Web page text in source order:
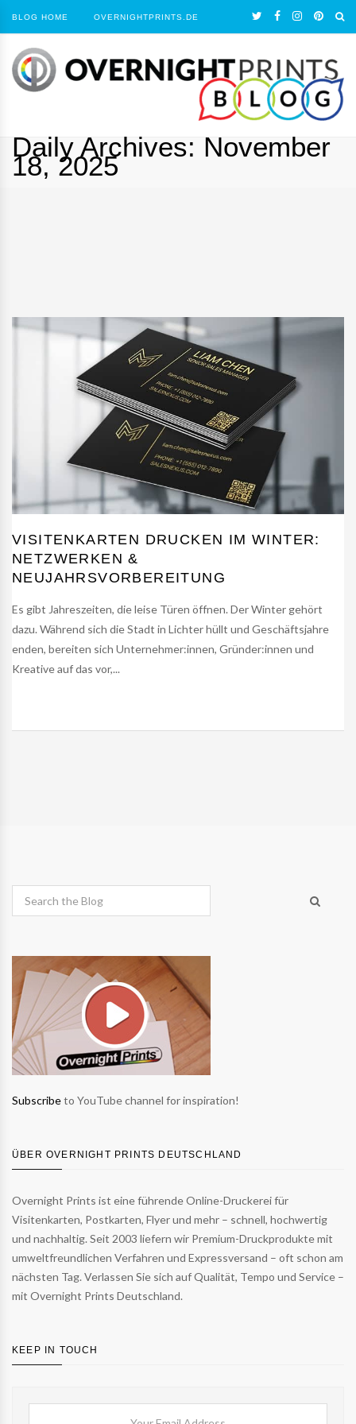
BLOG HOME OVERNIGHTPRINTS.DE
Daily Archives: November
18, 2025
VISITENKARTEN DRUCKEN IM WINTER:
NETZWERKEN &
NEUJAHRSVORBEREITUNG
Es gibt Jahreszeiten, die leise Türen öffnen. Der Winter gehört
dazu. Während sich die Stadt in Lichter hüllt und Geschäftsjahre
enden, bereiten sich Unternehmer:innen, Gründer:innen und
Kreative auf das vor,...
Subscribeto YouTube channel for inspiration!
ÜBER OVERNIGHT PRINTS DEUTSCHLAND
Overnight Prints ist eine führende Online-Druckerei für
Visitenkarten, Postkarten, Flyer und mehr – schnell, hochwertig
und nachhaltig. Seit 2003 liefern wir Premium-Druckprodukte mit
umweltfreundlichen Verfahren und Expressversand – oft schon am
nächsten Tag. Verlassen Sie sich auf Qualität, Tempo und Service –
mit Overnight Prints Deutschland.
KEEP IN TOUCH